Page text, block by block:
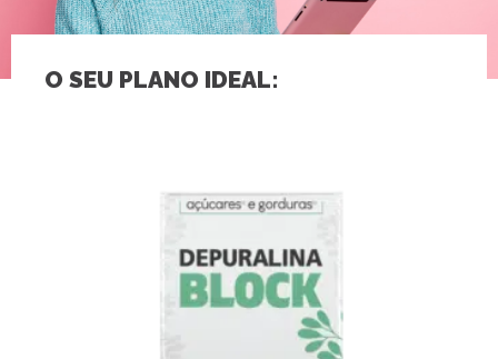
O SEU PLANO IDEAL: